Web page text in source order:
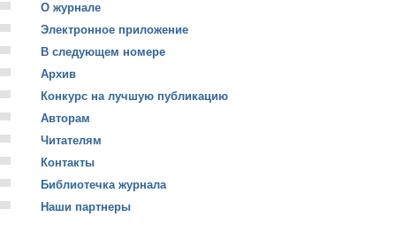
О журнале
Электронное приложение
В следующем номере
Архив
Конкурс на лучшую публикацию
Авторам
Читателям
Контакты
Библиотечка журнала
Наши партнеры